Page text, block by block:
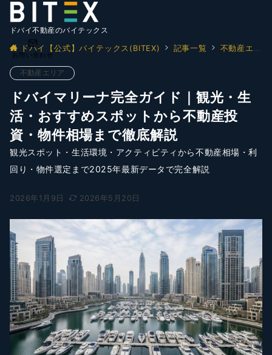
ドバイ不動産のバイテックス
お問い合わせ
ドバイ【公式】バイテックス(BITEX) 記事一覧 不動産エリア
不動産エリア
ドバイマリーナ完全ガイド｜観光・生
活・おすすめスポットから不動産投
資・物件相場まで徹底解説
観光スポット・生活環境・アクティビティから不動産相場・利
回り・物件選定まで2025年最新データで完全解説
2026年1月9日 2026年5月20日